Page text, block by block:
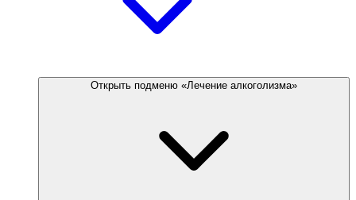
Открыть подменю «Лечение алкоголизма»